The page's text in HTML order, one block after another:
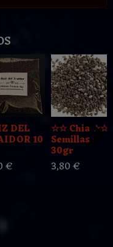
DEL
10
€
☆☆ Chia ☆☆
Semillas -
30gr
3,80 €